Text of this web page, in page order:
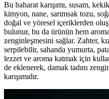
Bu baharat karışımı, susam,
kimyon, nane, sarımsak tozu,
doğal ve yöresel içeriklerden
bulunur, bu da ürünün hem
zenginleşmesini sağlar. Zahter,
serpilebilir, sahanda yumurta,
lezzet ve aroma katmak için
de eklenerek, damak tadını
karışımıdır.